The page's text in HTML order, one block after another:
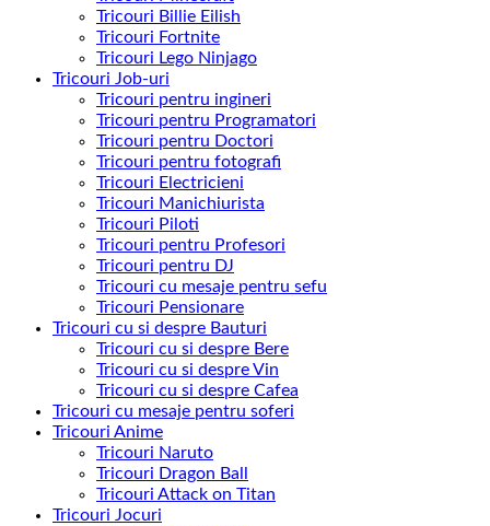
Tricouri Billie Eilish
Tricouri Fortnite
Tricouri Lego Ninjago
Tricouri Job-uri
Tricouri pentru ingineri
Tricouri pentru Programatori
Tricouri pentru Doctori
Tricouri pentru fotografi
Tricouri Electricieni
Tricouri Manichiurista
Tricouri Piloti
Tricouri pentru Profesori
Tricouri pentru DJ
Tricouri cu mesaje pentru sefu
Tricouri Pensionare
Tricouri cu si despre Bauturi
Tricouri cu si despre Bere
Tricouri cu si despre Vin
Tricouri cu si despre Cafea
Tricouri cu mesaje pentru soferi
Tricouri Anime
Tricouri Naruto
Tricouri Dragon Ball
Tricouri Attack on Titan
Tricouri Jocuri